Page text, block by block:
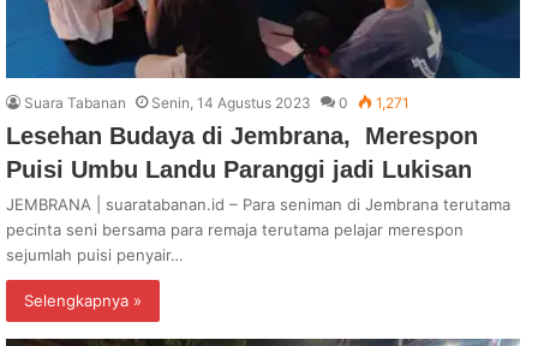
Suara Tabanan Senin, 14 Agustus 2023 0 1,271
Lesehan Budaya di Jembrana, Merespon
Puisi Umbu Landu Paranggi jadi Lukisan
JEMBRANA | suaratabanan.id – Para seniman di Jembrana terutama
pecinta seni bersama para remaja terutama pelajar merespon
sejumlah puisi penyair…
Selengkapnya »